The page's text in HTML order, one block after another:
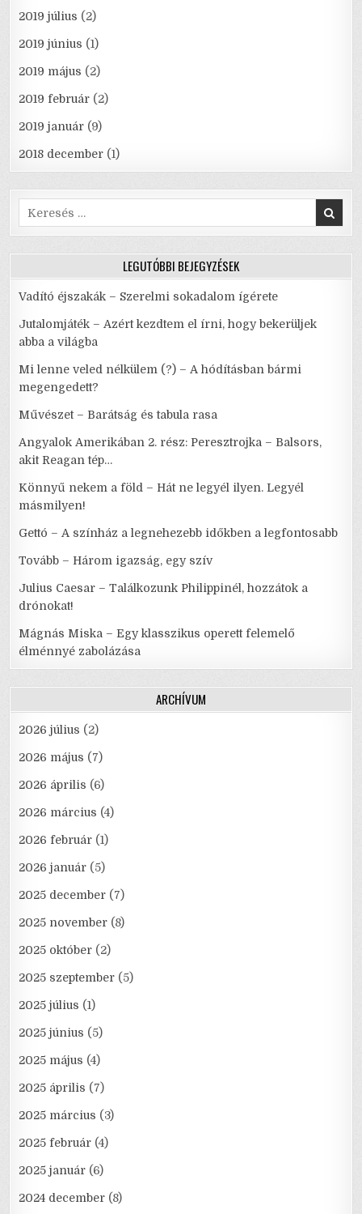
2019 július (2)
2019 június (1)
2019 május (2)
2019 február (2)
2019 január (9)
2018 december (1)
Search
for:
LEGUTÓBBI BEJEGYZÉSEK
Vadító éjszakák – Szerelmi sokadalom ígérete
Jutalomjáték – Azért kezdtem el írni, hogy bekerüljek
abba a világba
Mi lenne veled nélkülem (?) – A hódításban bármi
megengedett?
Művészet – Barátság és tabula rasa
Angyalok Amerikában 2. rész: Peresztrojka – Balsors,
akit Reagan tép…
Könnyű nekem a föld – Hát ne legyél ilyen. Legyél
másmilyen!
Gettó – A színház a legnehezebb időkben a legfontosabb
Tovább – Három igazság, egy szív
Julius Caesar – Találkozunk Philippinél, hozzátok a
drónokat!
Mágnás Miska – Egy klasszikus operett felemelő
élménnyé zabolázása
ARCHÍVUM
2026 július (2)
2026 május (7)
2026 április (6)
2026 március (4)
2026 február (1)
2026 január (5)
2025 december (7)
2025 november (8)
2025 október (2)
2025 szeptember (5)
2025 július (1)
2025 június (5)
2025 május (4)
2025 április (7)
2025 március (3)
2025 február (4)
2025 január (6)
2024 december (8)